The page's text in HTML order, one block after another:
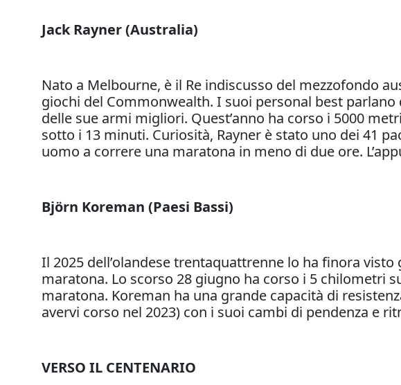
Jack Rayner (Australia)
Nato a Melbourne, è il Re indiscusso del mezzofondo
giochi del Commonwealth. I suoi personal best parlano
delle sue armi migliori. Quest’anno ha corso i 5000
sotto i 13 minuti. Curiosità, Rayner è stato uno dei 41
uomo a correre una maratona in meno di due ore.
Björn Koreman (Paesi Bassi)
Il 2025 dell’olandese trentaquattrenne lo ha finora visto
maratona. Lo scorso 28 giugno ha corso i 5 chilometri
maratona. Koreman ha una grande capacità di
avervi corso nel 2023) con i suoi cambi di pendenza e
VERSO IL CENTENARIO